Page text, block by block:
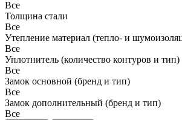
Все
Толщина стали
Все
Утепление материал (тепло- и
Все
Уплотнитель (количество контуров и тип)
Все
Замок основной (бренд и тип)
Все
Замок дополнительный (бренд и тип)
Все